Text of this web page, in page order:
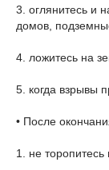
3. оглянитесь и
домов,
4. ложитесь на
5. когда взрывы
• После
1. не торопитесь